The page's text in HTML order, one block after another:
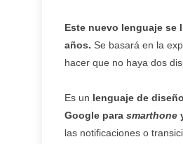
Este nuevo lenguaje se
años. Se basará en la
hacer que no haya dos
Es un lenguaje de
Google para smarthone
las notificaciones o